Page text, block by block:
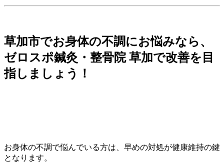
草加市でお身体の不調にお悩みなら、
ゼロスポ鍼灸・整骨院 草加で改善を目
指しましょう！
お身体の不調で悩んでいる方は、早めの対処が健康維持の鍵
となります。